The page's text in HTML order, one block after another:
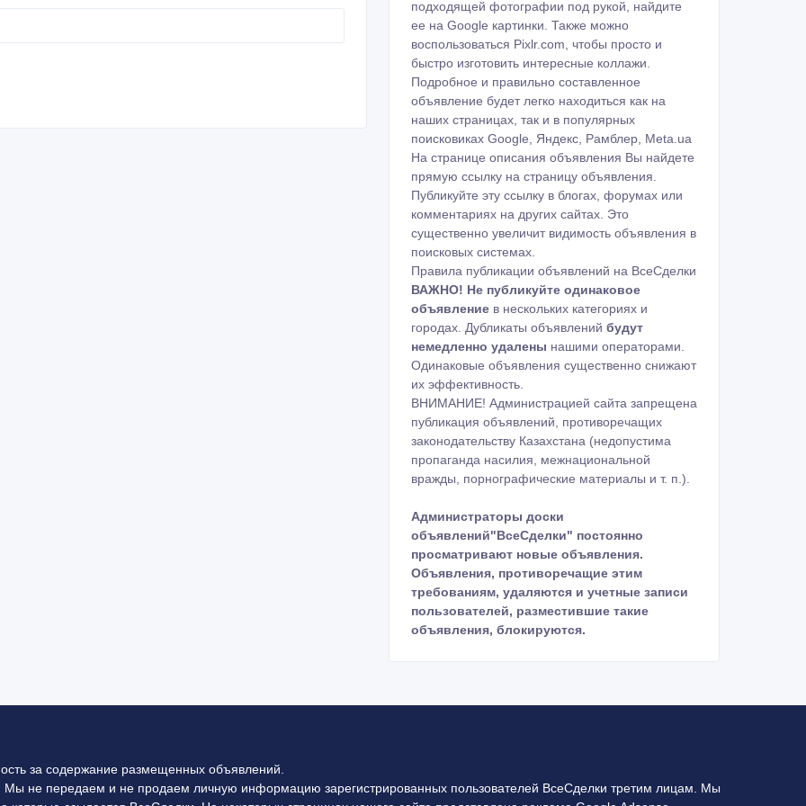
подходящей фотографии под рукой, найдите
ее на Google картинки. Также можно
воспользоваться Pixlr.com, чтобы просто и
быстро изготовить интересные коллажи.
Подробное и правильно составленное
объявление будет легко находиться как на
наших страницах, так и в популярных
поисковиках Google, Яндекс, Рамблер, Meta.ua
На странице описания объявления Вы найдете
прямую ссылку на страницу объявления.
Публикуйте эту ссылку в блогах, форумах или
комментариях на других сайтах. Это
существенно увеличит видимость объявления в
поисковых системах.
Правила публикации объявлений на ВсеСделки
ВАЖНО! Не публикуйте одинаковое
объявление в нескольких категориях и
городах. Дубликаты объявлений будут
немедленно удалены нашими операторами.
Одинаковые объявления существенно снижают
их эффективность.
ВНИМАНИЕ! Администрацией сайта запрещена
публикация объявлений, противоречащих
законодательству Казахстана (недопустима
пропаганда насилия, межнациональной
вражды, порнографические материалы и т. п.).
Администраторы доски
объявлений"ВсеСделки" постоянно
просматривают новые объявления.
Объявления, противоречащие этим
требованиям, удаляются и учетные записи
пользователей, разместившие такие
объявления, блокируются.
за содержание размещенных объявлений.
не передаем и не продаем личную информацию зарегистрированных пользователей ВсеСделки третим лицам. Мы